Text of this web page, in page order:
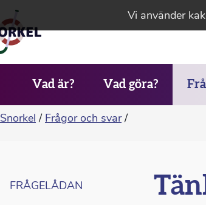
Vi använder
Vad är? Vad göra?
Snorkel / Frågor och svar /
FRÅGELÅDAN